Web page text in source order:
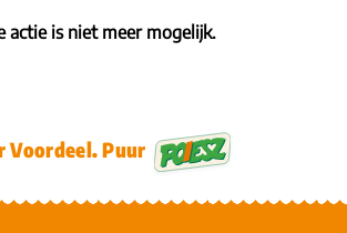
actie is niet meer mogelijk.
Voordeel. Puur